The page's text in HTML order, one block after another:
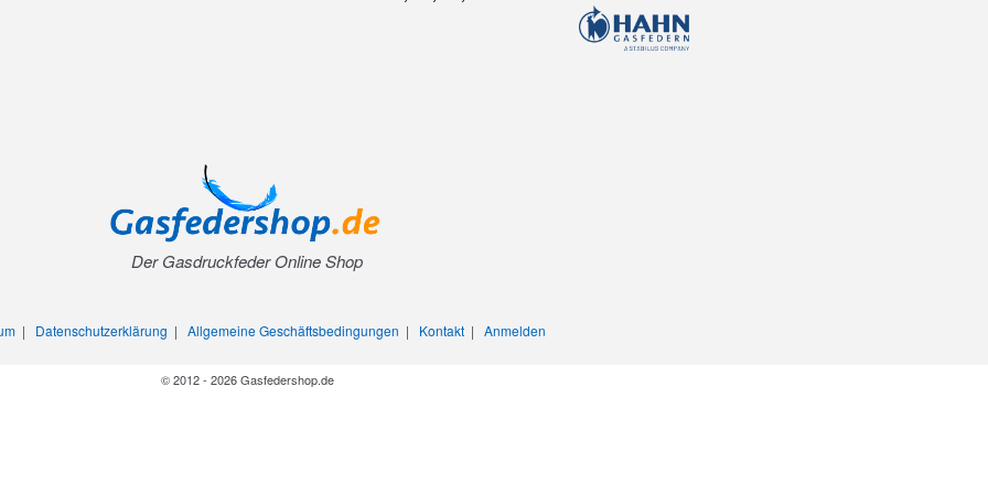
Der Gasdruckfeder Online Shop
| Datenschutzerklärung | Allgemeine Geschäftsbedingungen | Kontakt| Anmelden
© 2012 - 2026 Gasfedershop.de